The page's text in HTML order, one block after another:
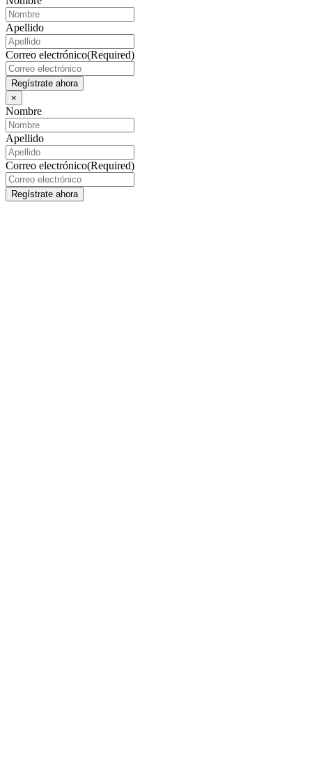
Apellido
Correo electrónico(Required)
×
Nombre
Apellido
Correo electrónico(Required)